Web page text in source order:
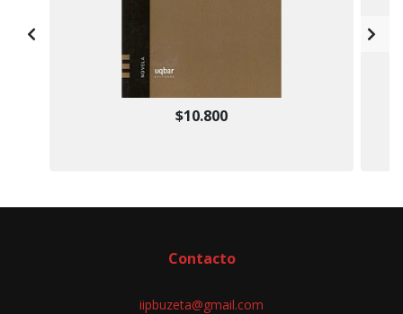
$10.800
Contacto
iipbuzeta@gmail.com